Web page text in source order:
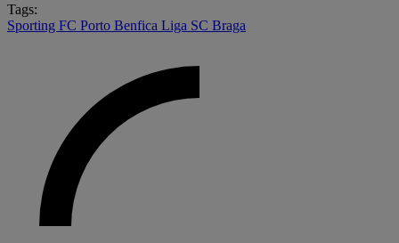
Tags:
Sporting FC Porto Benfica Liga SC Braga